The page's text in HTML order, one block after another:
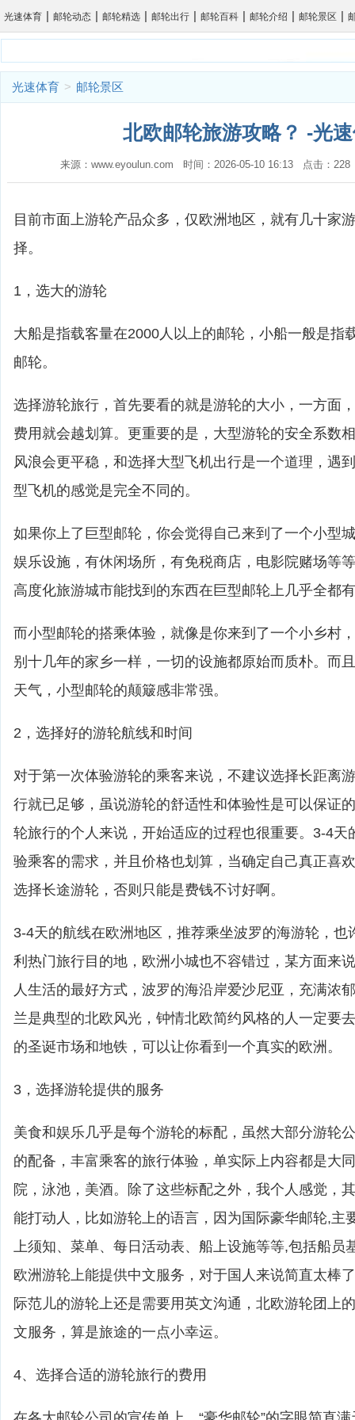
光速体育 | 邮轮动态 | 邮轮精选 | 邮轮出行 | 邮轮百科 | 邮轮介绍 | 邮轮景区 |
光速体育 > 邮轮景区
北欧邮轮旅游攻略？ -光
来源：www.eyoulun.com 时间：2026-05-10 16:13 点击：
目前市面上游轮产品众多，仅欧洲地区，就有几十家
择。
1，选大的游轮
大船是指载客量在2000人以上的邮轮，小船一般是指
邮轮。
选择游轮旅行，首先要看的就是游轮的大小，一方面
费用就会越划算。更重要的是，大型游轮的安全系数
风浪会更平稳，和选择大型飞机出行是一个道理，遇
型飞机的感觉是完全不同的。
如果你上了巨型邮轮，你会觉得自己来到了一个小型
娱乐设施，有休闲场所，有免税商店，电影院赌场等
高度化旅游城市能找到的东西在巨型邮轮上几乎全都
而小型邮轮的搭乘体验，就像是你来到了一个小乡村
别十几年的家乡一样，一切的设施都原始而质朴。而
天气，小型邮轮的颠簸感非常强。
2，选择好的游轮航线和时间
对于第一次体验游轮的乘客来说，不建议选择长距离
行就已足够，虽说游轮的舒适性和体验性是可以保证
轮旅行的个人来说，开始适应的过程也很重要。3-4天
验乘客的需求，并且价格也划算，当确定自己真正喜
选择长途游轮，否则只能是费钱不讨好啊。
3-4天的航线在欧洲地区，推荐乘坐波罗的海游轮，也
利热门旅行目的地，欧洲小城也不容错过，某方面来
人生活的最好方式，波罗的海沿岸爱沙尼亚，充满浓
兰是典型的北欧风光，钟情北欧简约风格的人一定要
的圣诞市场和地铁，可以让你看到一个真实的欧洲。
3，选择游轮提供的服务
美食和娱乐几乎是每个游轮的标配，虽然大部分游轮
的配备，丰富乘客的旅行体验，单实际上内容都是大
院，泳池，美酒。除了这些标配之外，我个人感觉，
能打动人，比如游轮上的语言，因为国际豪华邮轮,主
上须知、菜单、每日活动表、船上设施等等,包括船员
欧洲游轮上能提供中文服务，对于国人来说简直太棒
际范儿的游轮上还是需要用英文沟通，北欧游轮团上
文服务，算是旅途的一点小幸运。
4、选择合适的游轮旅行的费用